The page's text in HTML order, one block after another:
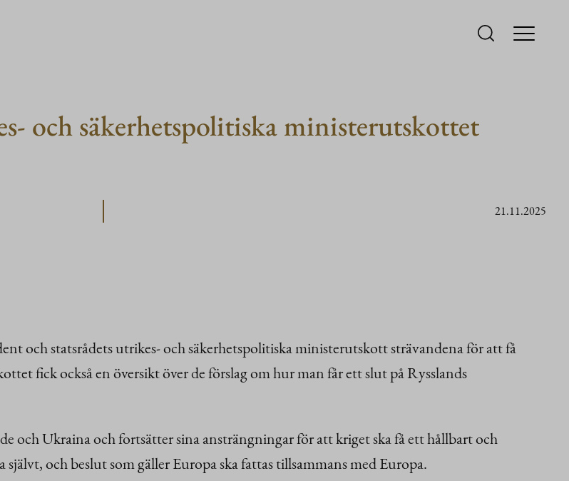
och säkerhetspolitiska ministerutskottet
21.11.2025
och statsrådets utrikes- och säkerhetspolitiska ministerutskott strävandena för att få
fick också en översikt över de förslag om hur man får ett slut på Rysslands
och Ukraina och fortsätter sina ansträngningar för att kriget ska få ett hållbart och
och beslut som gäller Europa ska fattas tillsammans med Europa.